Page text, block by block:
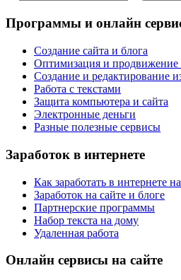
Программы и онлайн
Создание сайта и блога
Оптимизация и продвижение
Создание и редактирование
Работа с текстами
Защита компьютера и сайта
Электронные деньги
Разные полезные сервисы
Заработок в интернете
Как заработать в интернете
Заработок на сайте и блоге
Партнерские программы
Набор текста на дому
Удаленная работа
Онлайн сервисы на сайте